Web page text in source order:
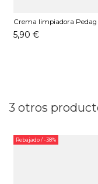
Crema limpiadora Pedag
Gel
5,90 €
3 otros
Rebajado/ -38%